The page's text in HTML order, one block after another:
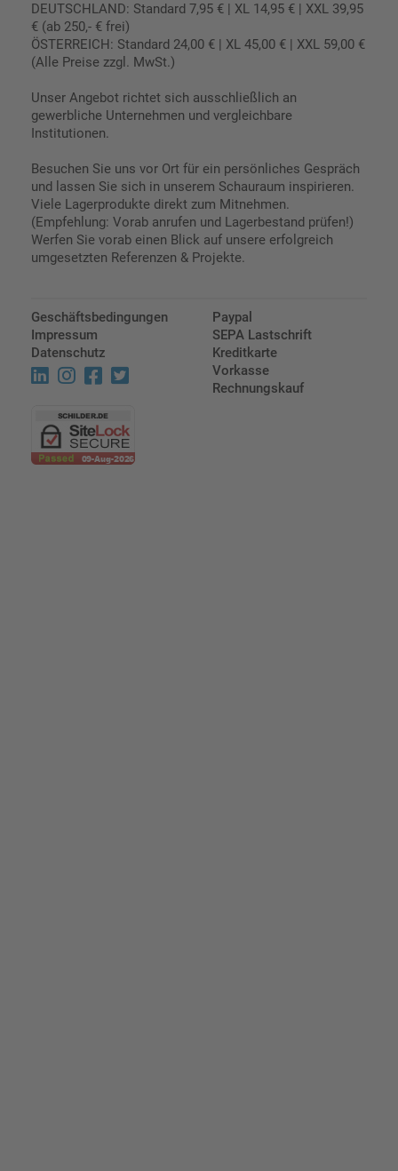
DEUTSCHLAND: Standard 7,95 € | XL 14,95 € | XXL 39,95
€ (ab 250,- € frei)
ÖSTERREICH: Standard 24,00 € | XL 45,00 € | XXL 59,00 €
(Alle Preise zzgl. MwSt.)
Unser Angebot richtet sich ausschließlich an
gewerbliche Unternehmen und vergleichbare
Institutionen.
Besuchen Sie uns vor Ort für ein persönliches Gespräch
und lassen Sie sich in unserem Schauraum inspirieren.
Viele Lagerprodukte direkt zum Mitnehmen.
(Empfehlung: Vorab anrufen und Lagerbestand prüfen!)
Werfen Sie vorab einen Blick auf unsere erfolgreich
umgesetzten Referenzen & Projekte.
Geschäftsbedingungen
Impressum
Datenschutz
Paypal
SEPA Lastschrift
Kreditkarte
Vorkasse
Rechnungskauf